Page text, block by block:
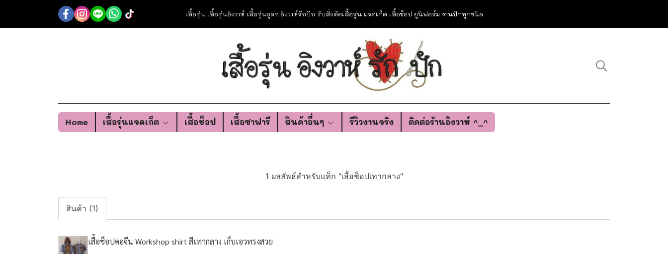
เสื้อรุ่น เสื้อรุ่นอิงวาห์ เสื้อรุ่นอุดร อิงวาห์รักปัก รับสั่งตัดเสื้อรุ่น แจคเก็ต เสื้อช็อป ยูนิฟอร์ม งานปักทุกชนิด
Home เสื้อรุ่นแจคเก็ต เสื้อช็อป เสื้อซาฟารี สินค้าอื่นๆ รีวิวงานจริง ติดต่อร้านอิงวาห์ ^_^
1 ผลลัพธ์สำหรับแท็ก "เสื้อช็อปเทากลาง"
สินค้า (1)
เสื้อช็อปคอจีน Workshop shirt สีเทากลาง เก็บเอวทรงสวย